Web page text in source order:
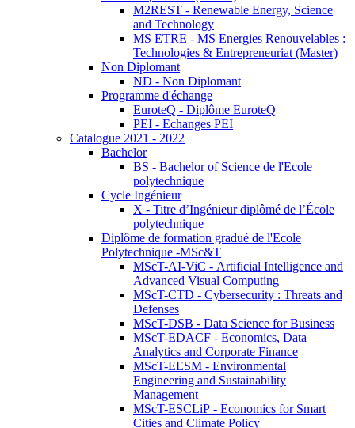
M2REST - Renewable Energy, Science
and Technology
MS ETRE - MS Energies Renouvelables :
Technologies & Entrepreneuriat (Master)
Non Diplomant
ND - Non Diplomant
Programme d'échange
EuroteQ - Diplôme EuroteQ
PEI - Echanges PEI
Catalogue 2021 - 2022
Bachelor
BS - Bachelor of Science de l'Ecole
polytechnique
Cycle Ingénieur
X - Titre d’Ingénieur diplômé de l’École
polytechnique
Diplôme de formation gradué de l'Ecole
Polytechnique -MSc&T
MScT-AI-ViC - Artificial Intelligence and
Advanced Visual Computing
MScT-CTD - Cybersecurity : Threats and
Defenses
MScT-DSB - Data Science for Business
MScT-EDACF - Economics, Data
Analytics and Corporate Finance
MScT-EESM - Environmental
Engineering and Sustainability
Management
MScT-ESCLiP - Economics for Smart
Cities and Climate Policy